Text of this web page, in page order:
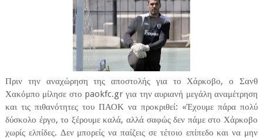
Πριν την αναχώρηση της αποστολής για το Χάρκοβο, ο Σανθ
Χακόμπο μίλησε στο paokfc.gr για την αυριανή μεγάλη αναμέτρηση
και τις πιθανότητες του ΠΑΟΚ να προκριθεί: «Έχουμε πάρα πολύ
δύσκολο έργο, το ξέρουμε καλά, αλλά σαφώς δεν πάμε στο Χάρκοβο
χωρίς ελπίδες. Δεν μπορείς να παίζεις σε τέτοιο επίπεδο και να μην